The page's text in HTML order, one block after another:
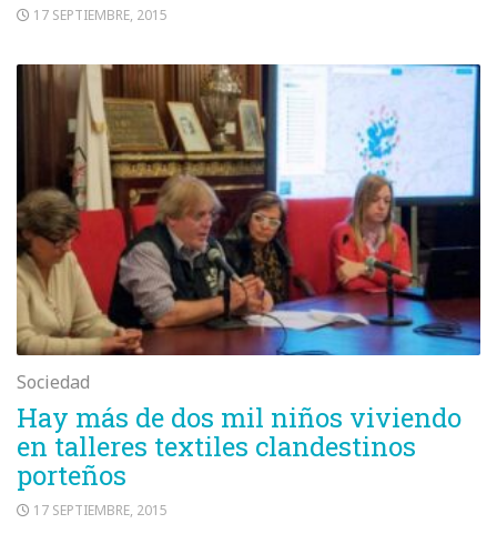
17 SEPTIEMBRE, 2015
Sociedad
Hay más de dos mil niños viviendo
en talleres textiles clandestinos
porteños
17 SEPTIEMBRE, 2015